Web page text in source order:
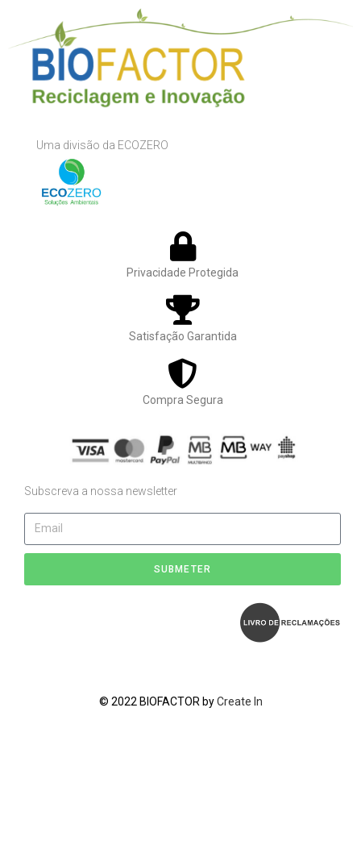
Uma divisão da ECOZERO
Privacidade Protegida
Satisfação Garantida
Compra Segura
Subscreva a nossa newsletter
SUBMETER
© 2022 BIOFACTOR byCreate In